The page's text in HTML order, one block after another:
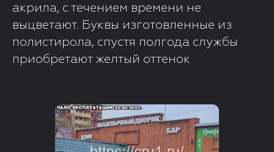
акрила, с течением времени не
выцветают. Буквы изготовленные из
полистирола, спустя полгода службы
приобретают желтый оттенок